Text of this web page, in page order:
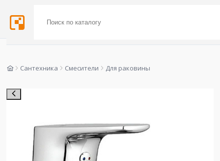
Сантехника Смесители Для раковины